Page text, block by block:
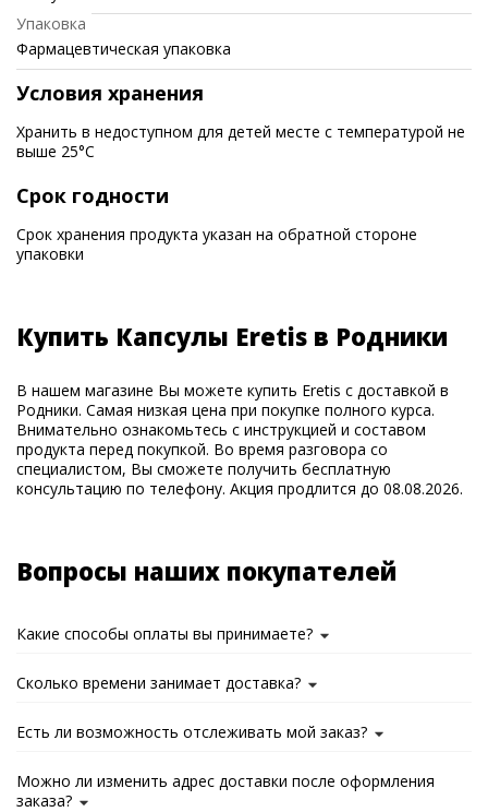
Упаковка
Фармацевтическая упаковка
Условия хранения
Хранить в недоступном для детей месте с температурой не
выше 25°C
Срок годности
Срок хранения продукта указан на обратной стороне
упаковки
Купить Капсулы Eretis в Родники
В нашем магазине Вы можете купить Eretis с доставкой в
Родники. Самая низкая цена при покупке полного курса.
Внимательно ознакомьтесь с инструкцией и составом
продукта перед покупкой. Во время разговора со
специалистом, Вы сможете получить бесплатную
консультацию по телефону. Акция продлится до 08.08.2026.
Вопросы наших покупателей
Какие способы оплаты вы принимаете?
Сколько времени занимает доставка?
Есть ли возможность отслеживать мой заказ?
Можно ли изменить адрес доставки после оформления
заказа?